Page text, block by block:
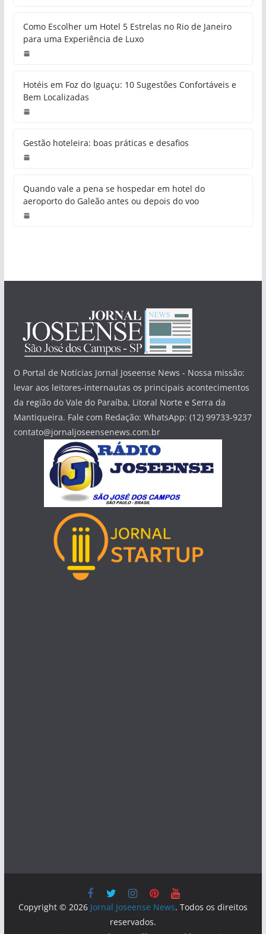
Como Escolher um Hotel 5 Estrelas no Rio de Janeiro
para uma Experiência de Luxo
Hotéis em Foz do Iguaçu: 10 Sugestões Confortáveis e
Bem Localizadas
Gestão hoteleira: boas práticas e desafios
Quando vale a pena se hospedar em hotel do
aeroporto do Galeão antes ou depois do voo
O Portal de Notícias Jornal Joseense News - Nossa missão:
levar aos leitores-internautas os principais acontecimentos
da região do Vale do Paraíba, Litoral Norte e Serra da
Mantiqueira. Fale com Redação: WhatsApp: (12) 99733-9237
contato@jornaljoseensenews.com.br
Copyright © 2026 Jornal Joseense News. Todos os direitos
reservados.